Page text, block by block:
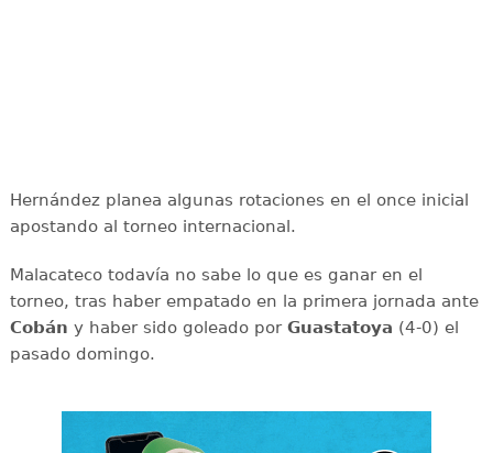
Hernández planea algunas rotaciones en el once inicial
apostando al torneo internacional.
Malacateco todavía no sabe lo que es ganar en el
torneo, tras haber empatado en la primera jornada ante
Cobán y haber sido goleado por Guastatoya (4-0) el
pasado domingo.